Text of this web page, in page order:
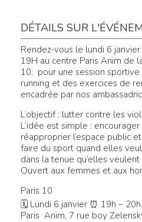
DÉTAILS SUR
Rendez-vous le lundi 6
19H au centre Paris Anim de
10, pour une session
running et des exercices de
encadrée par nos
L’objectif : lutter contre les
L’idée est simple :
réapproprier l’espace public
faire du sport quand elles
dans la tenue qu’elles veulent
Ouvert aux femmes et aux
Paris 10
🗓 Lundi 6 janvier ⏰ 19h –
Paris Anim, 7 rue boy